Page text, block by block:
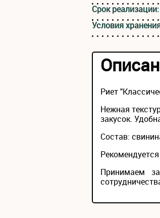
Срок реализации:
Условия
Риет
Нежная
закусок.
Состав:
Принимаем